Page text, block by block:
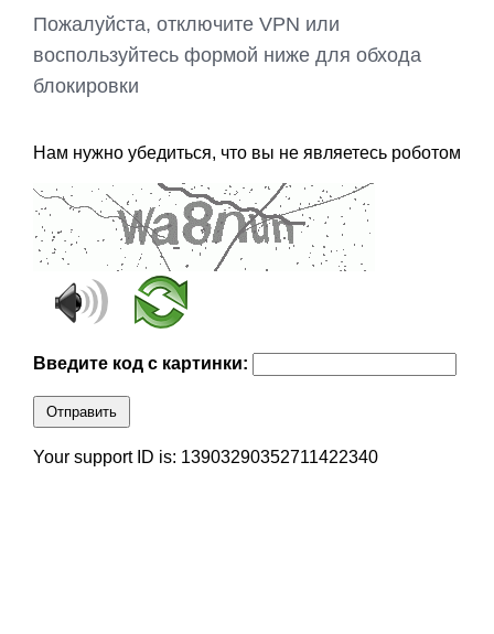
Пожалуйста, отключите VPN или
воспользуйтесь формой ниже для обхода
блокировки
Нам нужно убедиться, что вы не являетесь роботом
Введите код с картинки:
Отправить
Your support ID is: 13903290352711422340